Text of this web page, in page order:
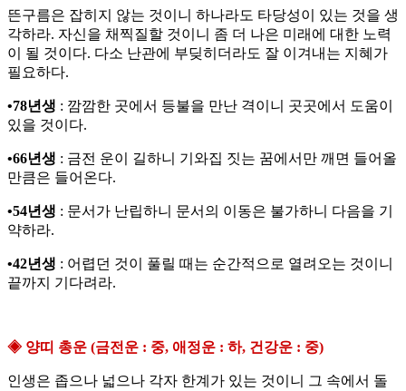
뜬구름은 잡히지 않는 것이니 하나라도 타당성이 있는 것을 생
각하라. 자신을 채찍질할 것이니 좀 더 나은 미래에 대한 노력
이 될 것이다. 다소 난관에 부딪히더라도 잘 이겨내는 지혜가
필요하다.
•78년생 : 깜깜한 곳에서 등불을 만난 격이니 곳곳에서 도움이
있을 것이다.
•66년생 : 금전 운이 길하니 기와집 짓는 꿈에서만 깨면 들어올
만큼은 들어온다.
•54년생 : 문서가 난립하니 문서의 이동은 불가하니 다음을 기
약하라.
•42년생 : 어렵던 것이 풀릴 때는 순간적으로 열려오는 것이니
끝까지 기다려라.
◈ 양띠 총운 (금전운 : 중, 애정운 : 하, 건강운 : 중)
인생은 좁으나 넓으나 각자 한계가 있는 것이니 그 속에서 돌